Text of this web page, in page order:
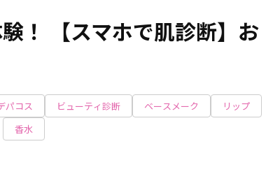
！ 【スマホで肌診断】お
パコス ビューティ診断 ベースメーク
リップ
香水